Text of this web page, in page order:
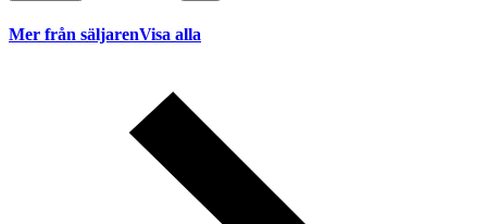
Mer från säljarenVisa alla